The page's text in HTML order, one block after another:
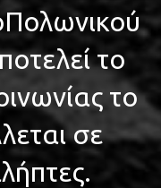
το
το
σε